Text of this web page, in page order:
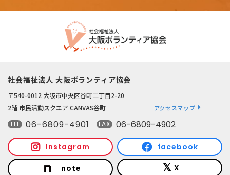
社会福祉法人 大阪ボランティア協会
〒540-0012 大阪市中央区谷町二丁目2-20
2階 市民活動スクエア CANVAS谷町
アクセスマップ
TEL 06-6809-4901 FAX 06-6809-4902
Instagram facebook
note X